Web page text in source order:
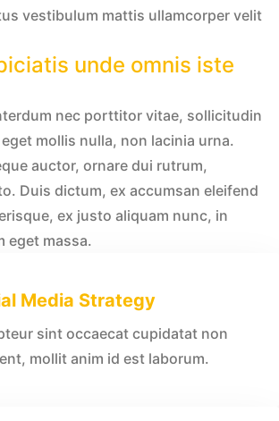
vestibulum mattis ullamcorper velit
unde omnis iste
nec porttitor vitae, sollicitudin
mollis nulla, non lacinia urna.
auctor, ornare dui rutrum,
Duis dictum, ex accumsan eleifend
ex justo aliquam nunc, in
eget massa.
Media Strategy
sint occaecat cupidatat non
mollit anim id est laborum.